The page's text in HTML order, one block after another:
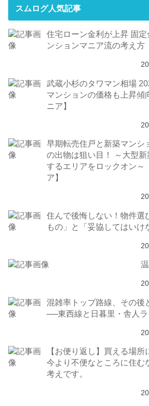
スムログ人気記事
住宅ローン金利が上昇 固
ンションマニア流の考え方
武蔵小杉のタワマン相場
マンションの価格も上昇傾
ニア】
早期転売住戸と新築マンシ
の出物は狙い目！ ～大型
するエリアをロックオン～
ア】
住んで後悔しない！物件選
もの」と「妥協してはいけ
混雑率トップ路線、その後
──東西線と日暮里・舎人
【お便り返し】買える場
今より不便なところに住む
考えです。